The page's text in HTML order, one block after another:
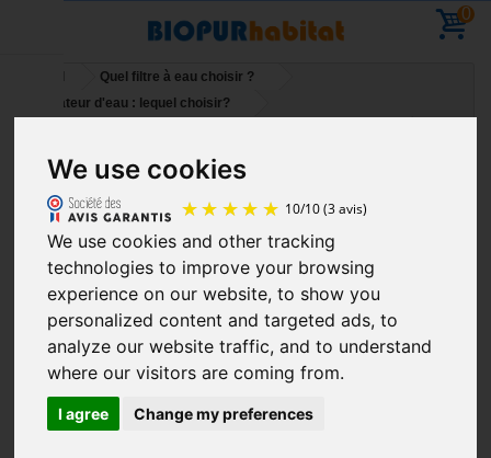
We use cookies
We use cookies and other tracking
technologies to improve your browsing
experience on our website, to show you
personalized content and targeted ads, to
analyze our website traffic, and to understand
where our visitors are coming from.
I agree Change my preferences
0
Quel filtre à eau choisir ?
Purificateur d'eau : lequel choisir?
Vacances - Vous pouvez commander - reprise des
livraisons le 11 Aout